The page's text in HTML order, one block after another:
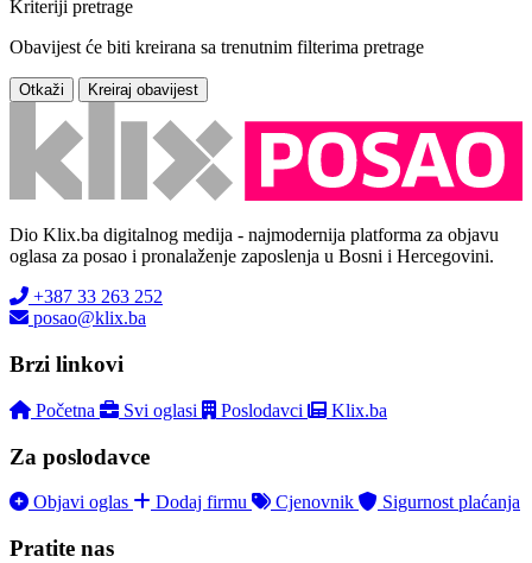
Kriteriji pretrage
Obavijest će biti kreirana sa trenutnim filterima pretrage
Otkaži Kreiraj obavijest
Dio Klix.ba digitalnog medija - najmodernija platforma za objavu
oglasa za posao i pronalaženje zaposlenja u Bosni i Hercegovini.
+387 33 263 252
posao@klix.ba
Brzi linkovi
Početna Svi oglasi Poslodavci Klix.ba
Za poslodavce
Objavi oglas Dodaj firmu Cjenovnik Sigurnost plaćanja
Pratite nas